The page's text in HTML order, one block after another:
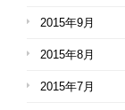
2015年9月
2015年8月
2015年7月